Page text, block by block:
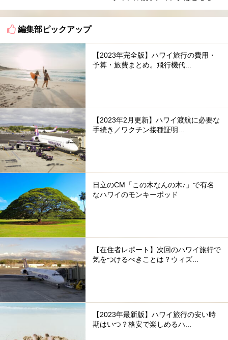
編集部ピックアップ
【2023年完全版】ハワイ旅行の費用・
予算・旅費まとめ。飛行機代...
【2023年2月更新】ハワイ渡航に必要な
手続き／ワクチン接種証明...
日立のCM「この木なんの木♪」で有名
なハワイのモンキーポッド
【在住者レポート】次回のハワイ旅行で
気をつけるべきことは？ウィズ...
【2023年最新版】ハワイ旅行の安い時
期はいつ？格安で楽しめるハ...